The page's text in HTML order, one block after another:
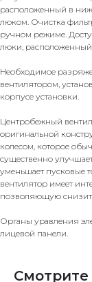
расположенный в
люком. Очистка
ручном режиме.
люки, расположенный
Необходимое
вентилятором,
корпусе установки.
Центробежный
оригинальной
колесом, которое
существенно
уменьшает пусковые
вентилятор имеет
позволяющую
Органы уравления
лицевой панели.
Смотрите